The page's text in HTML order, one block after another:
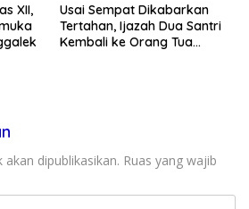
XII,
Usai Sempat Dikabarkan
Tertahan, Ijazah Dua Santri
Kembali ke Orang Tua
dipublikasikan. Ruas yang wajib